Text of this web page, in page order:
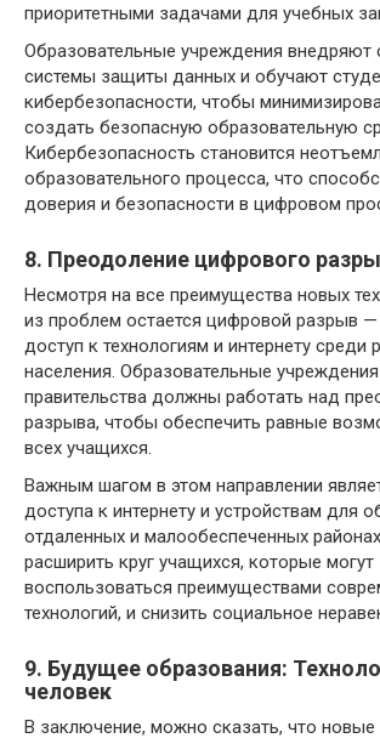
приоритетными задачами для учебных
Образовательные учреждения внедряют
системы защиты данных и обучают
кибербезопасности, чтобы
создать безопасную образовательную
Кибербезопасность становится
образовательного процесса, что
доверия и безопасности в цифровом
8. Преодоление цифрового
Несмотря на все преимущества новых
из проблем остается цифровой разрыв
доступ к технологиям и интернету среди
населения. Образовательные
правительства должны работать над
разрыва, чтобы обеспечить равные
всех учащихся.
Важным шагом в этом направлении
доступа к интернету и устройствам для
отдаленных и малообеспеченных
расширить круг учащихся, которые могут
воспользоваться преимуществами
технологий, и снизить социальное
9. Будущее образования:
человек
В заключение, можно сказать, что новые